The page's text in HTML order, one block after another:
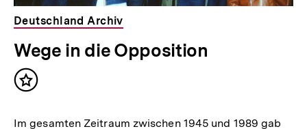
Deutschland Archiv
Wege in die Opposition
Inhalt
Im gesamten Zeitraum zwischen 1945 und 1989 gab